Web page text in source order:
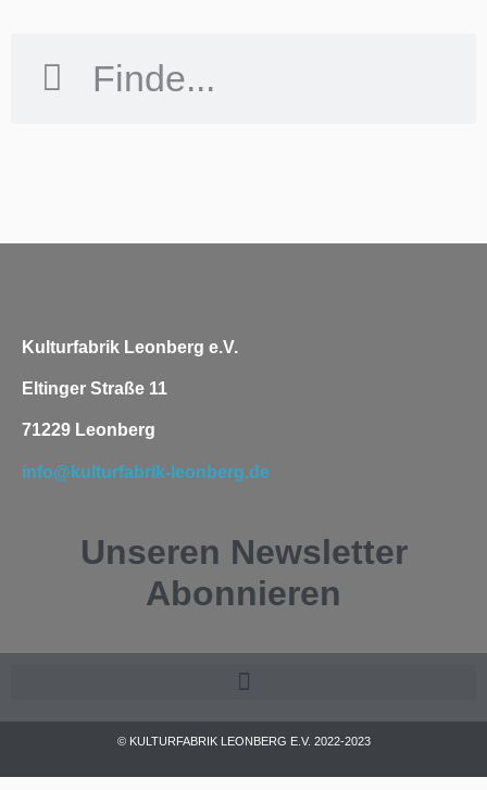
Kulturfabrik Leonberg e.V.
Eltinger Straße 11
71229 Leonberg
info@kulturfabrik-leonberg.de
Unseren Newsletter
Abonnieren
© KULTURFABRIK LEONBERG E.V. 2022-2023